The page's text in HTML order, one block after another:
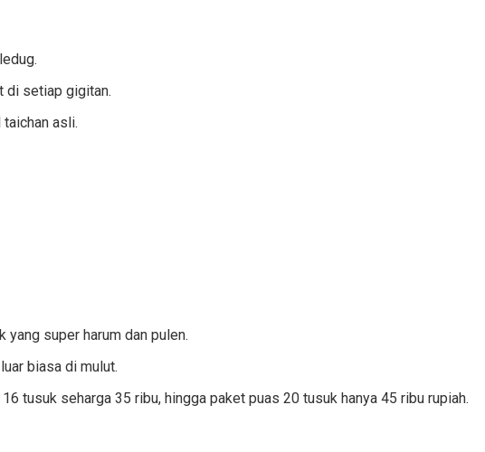
di setiap gigitan.
asli.
yang super harum dan pulen.
biasa di mulut.
tusuk seharga 35 ribu, hingga paket puas 20 tusuk hanya 45 ribu rupiah.